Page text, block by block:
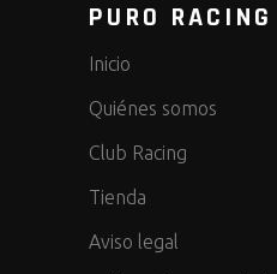
PURO RACING
Inicio
Quiénes somos
Club Racing
Tienda
Aviso legal